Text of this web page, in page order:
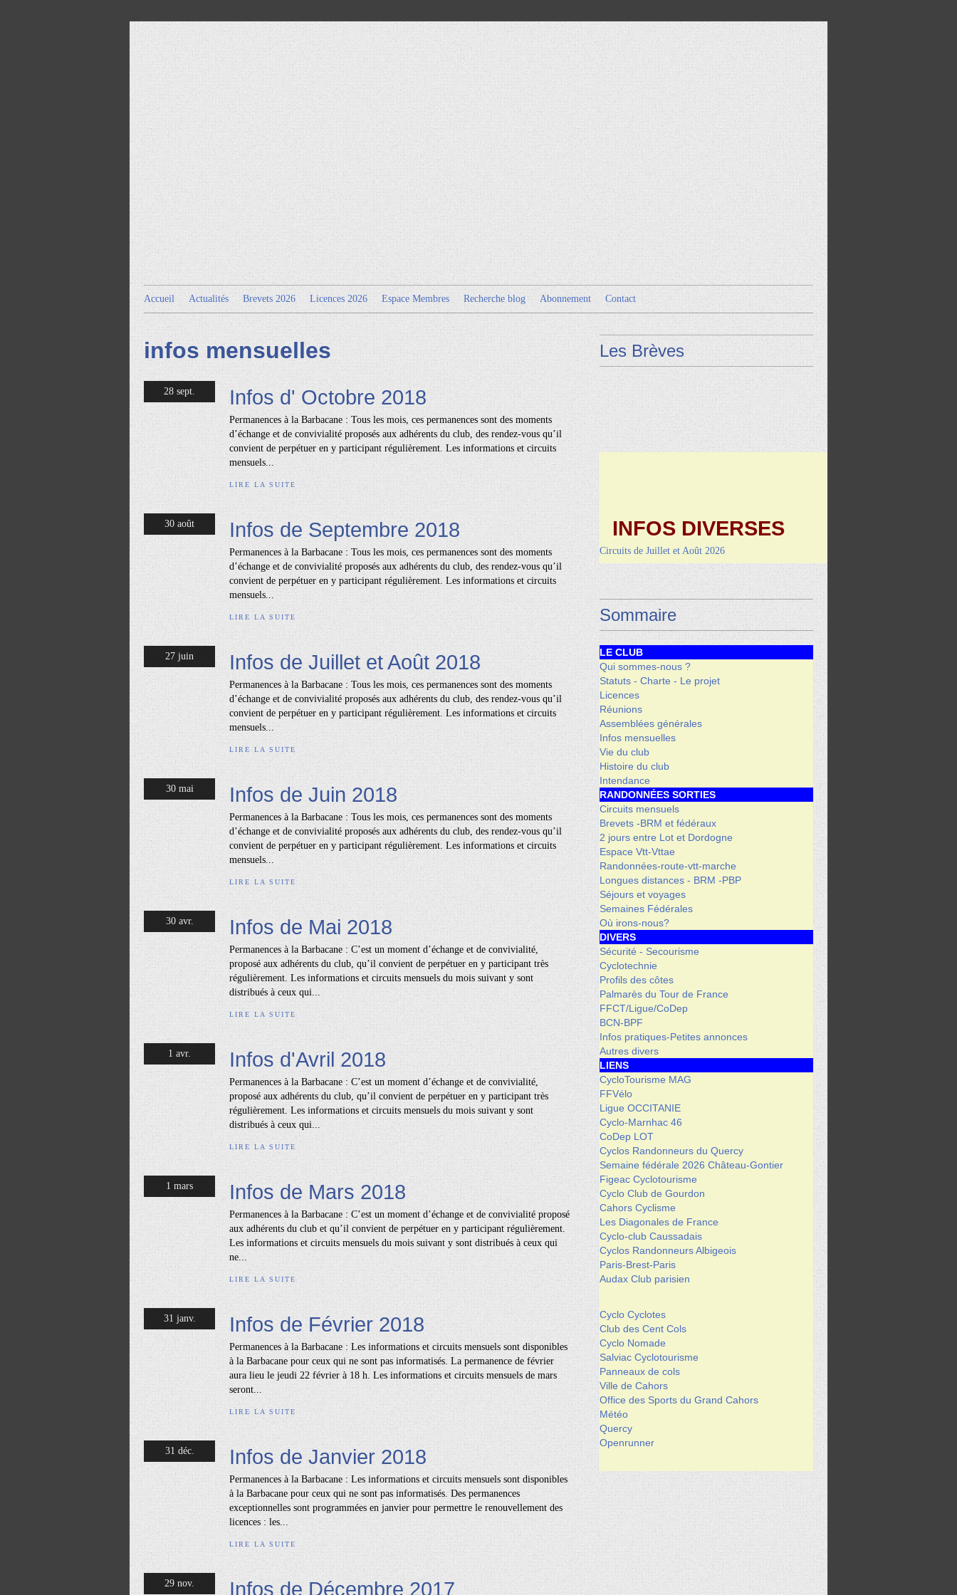
Accueil Actualités Brevets 2026 Licences 2026 Espace Membres Recherche blog Abonnement Contact
infos mensuelles
28 sept. Infos d' Octobre 2018
Permanences à la Barbacane : Tous les mois, ces permanences sont des moments
d’échange et de convivialité proposés aux adhérents du club, des rendez-vous qu’il
convient de perpétuer en y participant régulièrement. Les informations et circuits
mensuels...
LIRE LA SUITE
30 août Infos de Septembre 2018
Permanences à la Barbacane : Tous les mois, ces permanences sont des moments
d’échange et de convivialité proposés aux adhérents du club, des rendez-vous qu’il
convient de perpétuer en y participant régulièrement. Les informations et circuits
mensuels...
LIRE LA SUITE
27 juin Infos de Juillet et Août 2018
Permanences à la Barbacane : Tous les mois, ces permanences sont des moments
d’échange et de convivialité proposés aux adhérents du club, des rendez-vous qu’il
convient de perpétuer en y participant régulièrement. Les informations et circuits
mensuels...
LIRE LA SUITE
30 mai Infos de Juin 2018
Permanences à la Barbacane : Tous les mois, ces permanences sont des moments
d’échange et de convivialité proposés aux adhérents du club, des rendez-vous qu’il
convient de perpétuer en y participant régulièrement. Les informations et circuits
mensuels...
LIRE LA SUITE
30 avr. Infos de Mai 2018
Permanences à la Barbacane : C’est un moment d’échange et de convivialité,
proposé aux adhérents du club, qu’il convient de perpétuer en y participant très
régulièrement. Les informations et circuits mensuels du mois suivant y sont
distribués à ceux qui...
LIRE LA SUITE
1 avr. Infos d'Avril 2018
Permanences à la Barbacane : C’est un moment d’échange et de convivialité,
proposé aux adhérents du club, qu’il convient de perpétuer en y participant très
régulièrement. Les informations et circuits mensuels du mois suivant y sont
distribués à ceux qui...
LIRE LA SUITE
1 mars Infos de Mars 2018
Permanences à la Barbacane : C’est un moment d’échange et de convivialité proposé
aux adhérents du club et qu’il convient de perpétuer en y participant régulièrement.
Les informations et circuits mensuels du mois suivant y sont distribués à ceux qui
ne...
LIRE LA SUITE
31 janv. Infos de Février 2018
Permanences à la Barbacane : Les informations et circuits mensuels sont disponibles
à la Barbacane pour ceux qui ne sont pas informatisés. La permanence de février
aura lieu le jeudi 22 février à 18 h. Les informations et circuits mensuels de mars
seront...
LIRE LA SUITE
31 déc. Infos de Janvier 2018
Permanences à la Barbacane : Les informations et circuits mensuels sont disponibles
à la Barbacane pour ceux qui ne sont pas informatisés. Des permanences
exceptionnelles sont programmées en janvier pour permettre le renouvellement des
licences : les...
LIRE LA SUITE
29 nov. Infos de Décembre 2017
Les Brèves
INFOS DIVERSES
Dimanche 9 août : Vayrac (L'Uxel'lotoise)
Vendredi 4 septembre-RANDO/REPASde Montcuq
Sommaire
LE CLUB
Qui sommes-nous ?
Statuts - Charte - Le projet
Licences
Réunions
Assemblées générales
Infos mensuelles
Vie du club
Histoire du club
Intendance
RANDONNÉES SORTIES
Circuits mensuels
Brevets -BRM et fédéraux
2 jours entre Lot et Dordogne
Espace Vtt-Vttae
Randonnées-route-vtt-marche
Longues distances - BRM -PBP
Séjours et voyages
Semaines Fédérales
Où irons-nous?
DIVERS
Sécurité - Secourisme
Cyclotechnie
Profils des côtes
Palmarès du Tour de France
FFCT/Ligue/CoDep
BCN-BPF
Infos pratiques-Petites annonces
Autres divers
LIENS
CycloTourisme MAG
FFVélo
Ligue OCCITANIE
Cyclo-Marnhac 46
CoDep LOT
Cyclos Randonneurs du Quercy
Semaine fédérale 2026 Château-Gontier
Figeac Cyclotourisme
Cyclo Club de Gourdon
Cahors Cyclisme
Les Diagonales de France
Cyclo-club Caussadais
Cyclos Randonneurs Albigeois
Paris-Brest-Paris
Audax Club parisien
Cyclo Cyclotes
Club des Cent Cols
Cyclo Nomade
Salviac Cyclotourisme
Panneaux de cols
Ville de Cahors
Office des Sports du Grand Cahors
Météo
Quercy
Openrunner